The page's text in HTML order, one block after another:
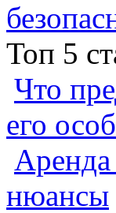
Топ 5
Что
его
нюансы